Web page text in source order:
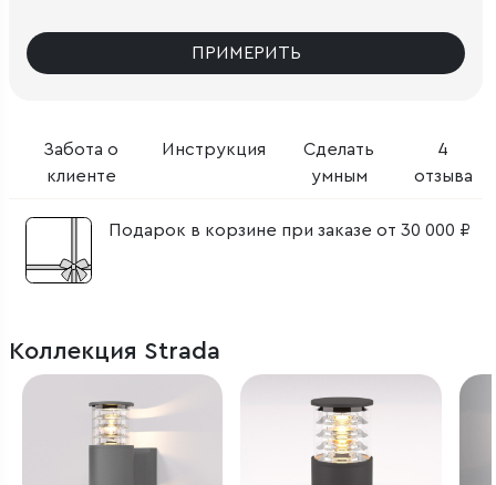
Забота о
клиенте
Инструкция
Сделать
умным
4
отзыва
Подарок в корзине при заказе от 30 000 ₽
ПРИМЕРИТЬ
Коллекция Strada